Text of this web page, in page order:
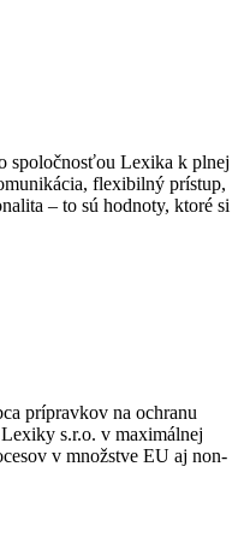
spoločnosťou Lexika k plnej
flexibilný prístup,
– to sú hodnoty, ktoré si
prípravkov na ochranu
s.r.o. v maximálnej
v množstve EU aj non-